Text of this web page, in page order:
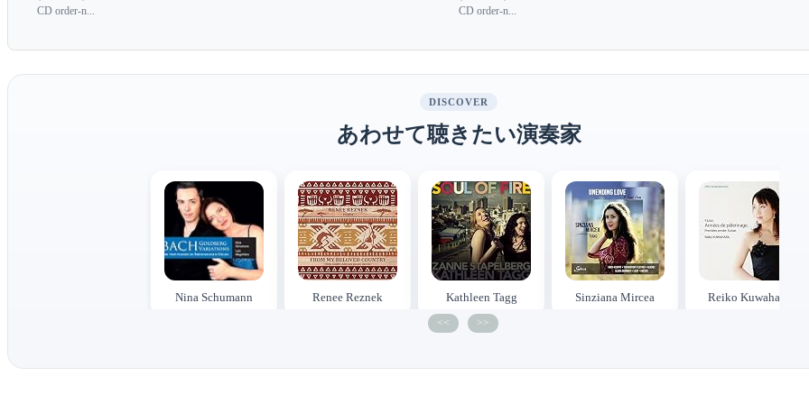
CD order-n...
CD order-n...
DISCOVER
あわせて聴きたい演奏家
Nina Schumann Renee Reznek Kathleen Tagg Sinziana Mircea Reiko Kuwahara
<< >>